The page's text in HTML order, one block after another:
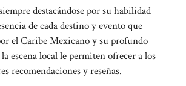
destacándose por su habilidad
de cada destino y evento que
el Caribe Mexicano y su profundo
escena local le permiten ofrecer a los
recomendaciones y reseñas.